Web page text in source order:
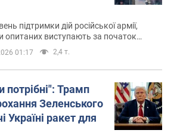
підтримки дій російської армії,
опитаних виступають за початок
01:17 2,4 т.
Трамп
Зеленського
Україні ракет для